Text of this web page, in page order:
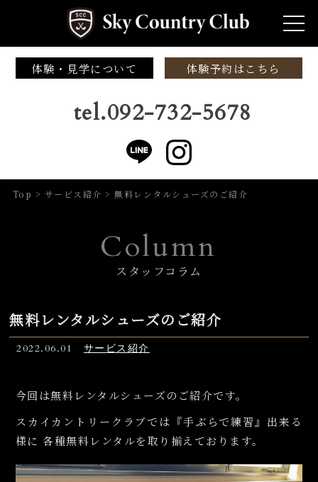
体験・見学について 体験予約はこちら
tel.092-732-5678
Top > サービス紹介 >無料レンタルシューズのご紹介
Column
スタッフコラム
無料レンタルシューズのご紹介
2022.06.01 サービス紹介
今回は無料レンタルシューズのご紹介です。
スカイカントリークラブでは『手ぶらで練習』出来る
様に 各種無料レンタルを取り揃えております。